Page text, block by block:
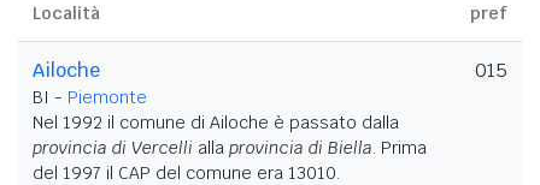
Località pref
Ailoche
BI - Piemonte
Nel 1992 il comune di Ailoche è passato dalla
provincia di Vercelli alla provincia di Biella. Prima
del 1997 il CAP del comune era 13010.
015